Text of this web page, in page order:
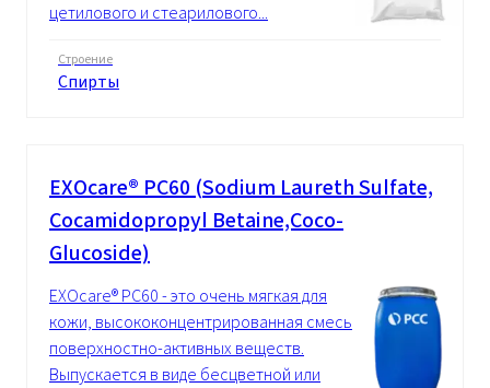
цетилового и стеарилового...
Строение
Спирты
EXOcare® PC60 (Sodium Laureth Sulfate,
Cocamidopropyl Betaine,Coco-
Glucoside)
EXOcare® PC60 - это очень мягкая для
кожи, высококонцентрированная смесь
поверхностно-активных веществ.
Выпускается в виде бесцветной или